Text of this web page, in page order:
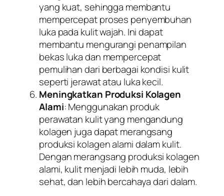
yang kuat, sehingga membantu
mempercepat proses penyembuhan
luka pada kulit wajah. Ini dapat
membantu mengurangi penampilan
bekas luka dan mempercepat
pemulihan dari berbagai kondisi kulit
seperti jerawat atau luka kecil.
Meningkatkan Produksi Kolagen
Alami: Menggunakan produk
perawatan kulit yang mengandung
kolagen juga dapat merangsang
produksi kolagen alami dalam kulit.
Dengan merangsang produksi kolagen
alami, kulit menjadi lebih muda, lebih
sehat, dan lebih bercahaya dari dalam.